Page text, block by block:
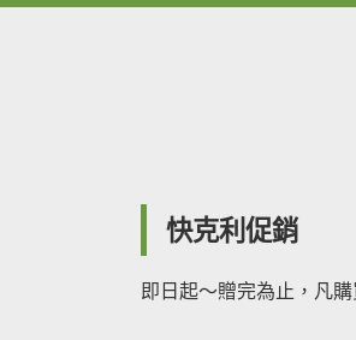
快克利促銷
即日起～贈完為止，凡